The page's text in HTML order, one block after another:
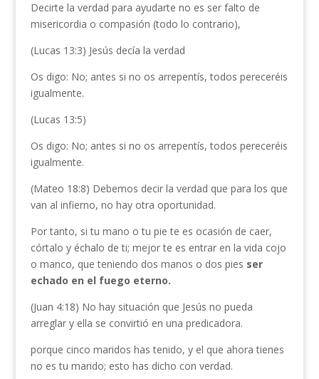
Decirte la verdad para ayudarte no es ser falto de
misericordia o compasión (todo lo contrario),
(Lucas 13:3) Jesús decía la verdad
Os digo: No; antes si no os arrepentís, todos pereceréis
igualmente.
(Lucas 13:5)
Os digo: No; antes si no os arrepentís, todos pereceréis
igualmente.
(Mateo 18:8) Debemos decir la verdad que para los que
van al infierno, no hay otra oportunidad.
Por tanto, si tu mano o tu pie te es ocasión de caer,
córtalo y échalo de ti; mejor te es entrar en la vida cojo
o manco, que teniendo dos manos o dos pies ser
echado en el fuego eterno.
(Juan 4:18) No hay situación que Jesús no pueda
arreglar y ella se convirtió en una predicadora.
porque cinco maridos has tenido, y el que ahora tienes
no es tu marido; esto has dicho con verdad.